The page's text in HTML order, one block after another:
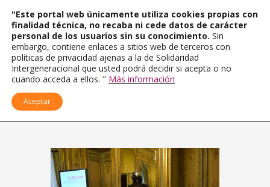
"Este portal web únicamente utiliza cookies propias con
finalidad técnica, no recaba ni cede datos de carácter
personal de los usuarios sin su conocimiento. Sin
embargo, contiene enlaces a sitios web de terceros con
políticas de privacidad ajenas a la de Solidaridad
Intergeneracional que usted podrá decidir si acepta o no
cuando acceda a ellos. " Más información
Aceptar